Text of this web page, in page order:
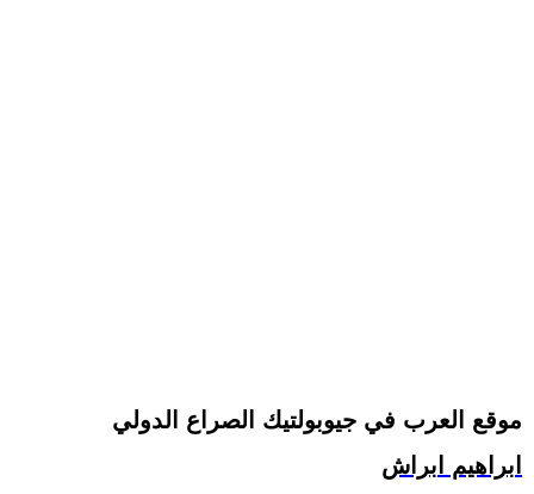
موقع العرب في جيوبولتيك الصراع الدولي
ابراهيم ابراش